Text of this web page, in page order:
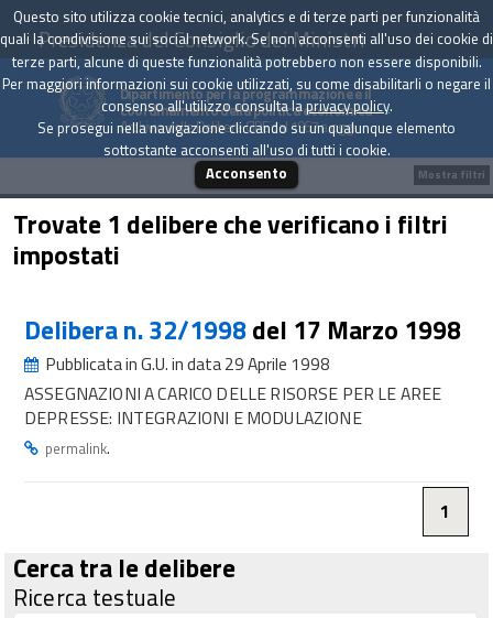
Presidenza del Consiglio dei Ministri
Dipartimento per la programmazione e il
coordinamento della politica economica
Archivio delle Delibere CIPE dal 1967 a oggi
Trovate 1 delibere che verificano i filtri
impostati
Delibera n. 32/1998del 17 Marzo 1998
Pubblicata in G.U. in data 29 Aprile 1998
ASSEGNAZIONI A CARICO DELLE RISORSE PER LE AREE
DEPRESSE: INTEGRAZIONI E MODULAZIONE
permalink.
1
Cerca tra le delibere
Ricerca testuale
Mostra filtri
Questo sito utilizza cookie tecnici, analytics e di terze parti per funzionalità
quali la condivisione sui social network. Se non acconsenti all'uso dei cookie di
terze parti, alcune di queste funzionalità potrebbero non essere disponibili.
Per maggiori informazioni sui cookie utilizzati, su come disabilitarli o negare il
consenso all'utilizzo consulta laprivacy policy.
Se prosegui nella navigazione cliccando su un qualunque elemento
sottostante acconsenti all'uso di tutti i cookie.
Acconsento